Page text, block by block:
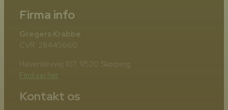
Firma info
Gregers Krabbe
CVR: 28445660
Haverslevvej 107, 9520 Skørping
Find vej her
Kontakt os